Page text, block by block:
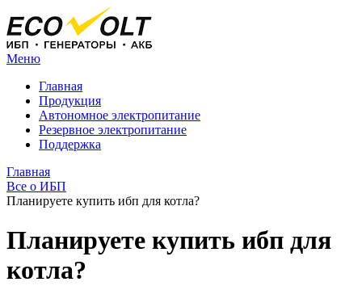
Меню
Главная
Продукция
Автономное электропитание
Резервное электропитание
Поддержка
Главная
Все о ИБП
Планируете купить ибп для котла?
Планируете купить ибп для
котла?